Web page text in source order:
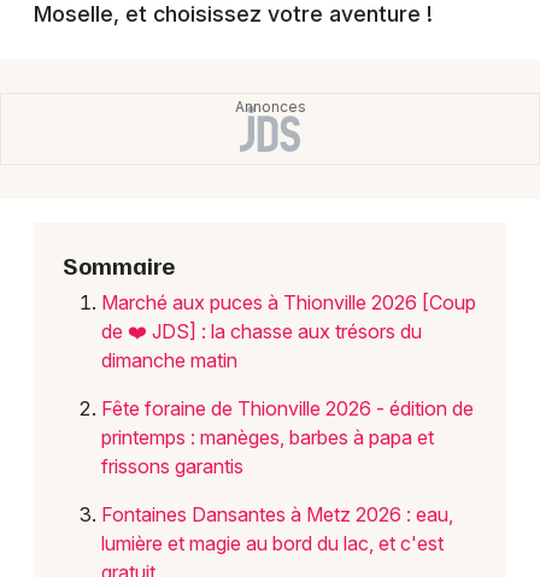
Newsletter des sorties
Choisir mes départements
Mon email
Moselle, et choisissez votre aventure !
Sommaire
Marché aux puces à Thionville 2026 [Coup
de ❤️ JDS] : la chasse aux trésors du
dimanche matin
Fête foraine de Thionville 2026 - édition de
printemps : manèges, barbes à papa et
frissons garantis
Fontaines Dansantes à Metz 2026 : eau,
lumière et magie au bord du lac, et c'est
gratuit